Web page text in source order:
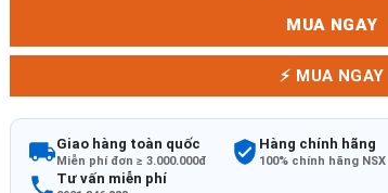
MUA NGAY
⚡ MUA NGAY
Giao hàng toàn quốc
Miễn phí đơn ≥ 3.000.000đ
Hàng chính hãng
100% chính hãng NSX
Tư vấn miễn phí